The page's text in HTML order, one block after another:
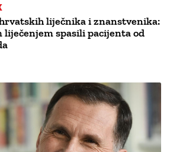
liječnika i znanstvenika:
spasili pacijenta od